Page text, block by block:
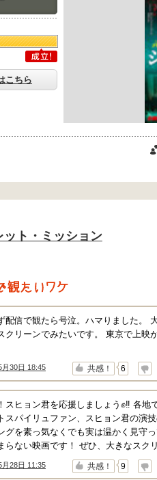
成立
こちら
ット・ミッション
観たいワケ
配信で観たら号泣。ハマりました。
クリーンでみたいです。 東京で上映
月30日 18:45
↑ 共感！ 6
↓
スヒョン君を応援しましょう✊‼️ 各
スパイリュファン、スヒョン君の演
グを素っ気なくでも実は温かく見守
らない映画です！ ぜひ、大きなスク
月28日 11:35
↑ 共感！ 9
↓
ご購入はこちら
ご購入はこちら
ご購入はこちら